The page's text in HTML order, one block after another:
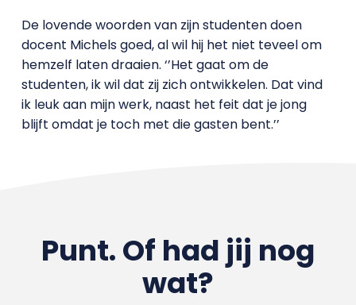
De lovende woorden van zijn studenten doen
docent Michels goed, al wil hij het niet teveel om
hemzelf laten draaien. ‘’Het gaat om de
studenten, ik wil dat zij zich ontwikkelen. Dat vind
ik leuk aan mijn werk, naast het feit dat je jong
blijft omdat je toch met die gasten bent.’’
Punt. Of had jij nog
wat?